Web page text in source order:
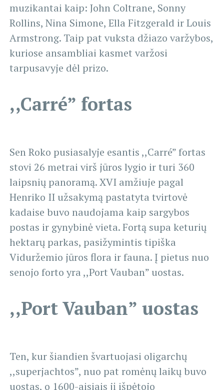
muzikantai kaip: John Coltrane, Sonny
Rollins, Nina Simone, Ella Fitzgerald ir Louis
Armstrong. Taip pat vuksta džiazo varžybos,
kuriose ansambliai kasmet varžosi
tarpusavyje dėl prizo.
,,Carré” fortas
Sen Roko pusiasalyje esantis ,,Carré” fortas
stovi 26 metrai virš jūros lygio ir turi 360
laipsnių panoramą. XVI amžiuje pagal
Henriko II užsakymą pastatyta tvirtovė
kadaise buvo naudojama kaip sargybos
postas ir gynybinė vieta. Fortą supa keturių
hektarų parkas, pasižymintis tipiška
Viduržemio jūros flora ir fauna. Į pietus nuo
senojo forto yra ,,Port Vauban” uostas.
,,Port Vauban” uostas
Ten, kur šiandien švartuojasi oligarchų
,,superjachtos”, nuo pat romėnų laikų buvo
uostas, o 1600-aisiais jį išpėtojo